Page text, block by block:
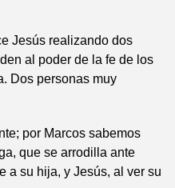
Jesús realizando dos
al poder de la fe de los
Dos personas muy
por Marcos sabemos
que se arrodilla ante
a su hija, y Jesús, al ver su